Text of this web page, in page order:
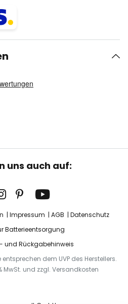
uns auch auf:
Impressum AGB
Datenschutz
Batterieentsorgung
und Rückgabehinweis
dem UVP des Herstellers.
MwSt. und zzgl. Versandkosten